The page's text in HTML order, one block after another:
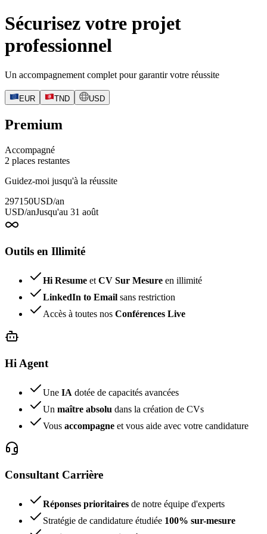
Sécurisez votre projet
professionnel
Un accompagnement complet pour garantir votre réussite
EUR TND USD
Premium
Accompagné
2 places restantes
Guidez-moi jusqu'à la réussite
297150USD/an
USD/anJusqu'au 31 août
Outils en Illimité
Hi Resume et CV Sur Mesure en illimité
LinkedIn to Email sans restriction
Accès à toutes nos Conférences Live
Hi Agent
Une IA dotée de capacités avancées
Un maître absolu dans la création de CVs
Vous accompagne et vous aide avec votre candidature
Consultant Carrière
Réponses prioritaires de notre équipe d'experts
Stratégie de candidature étudiée 100% sur-mesure